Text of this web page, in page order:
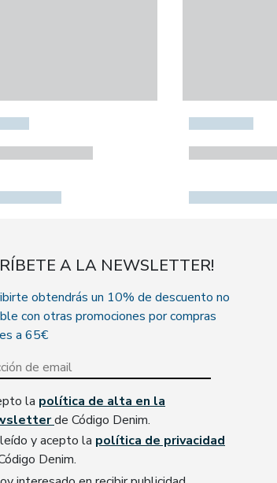
A LA NEWSLETTER!
obtendrás un 10% de descuento no
con otras promociones por compras
a 65€
la política de alta en la
de Código Denim.
y acepto la política de privacidad
Denim.